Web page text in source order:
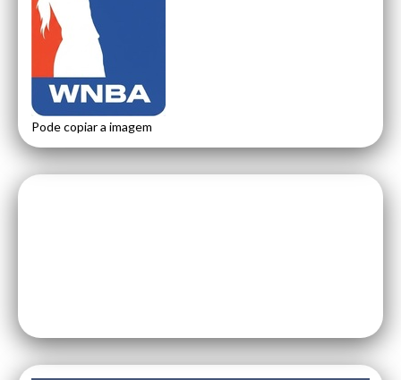
Pode copiar a imagem